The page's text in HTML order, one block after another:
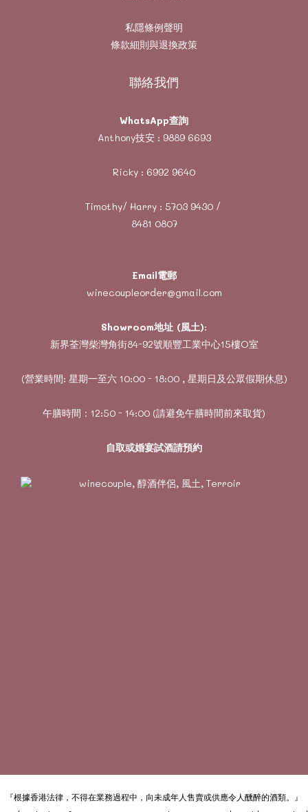
私隱條例聲明
條款細則與退換政策
聯絡我們
WhatsApp查詢
Anthony技安 : 9889 6693
Ricky : 6992 9640
Timothy/ Harry : 5703 9430/
8481 0807
Email電郵
winecoupleorder@gmail.com
Showroom地址 (風土):
新界荃灣柴灣角街84-92號順豐工業中心15樓O室
(營業時間: 星期一至六 10:00 - 18:00 , 星期日及公眾假期休息)
午膳時間：12:50 - 14:00 (請避免午膳時間前來取貨)
自取或婚宴試酒請預約
『根據香港法律，不得在業務過程中，向未成年人售賣或供應令人醺醉的酒類。』